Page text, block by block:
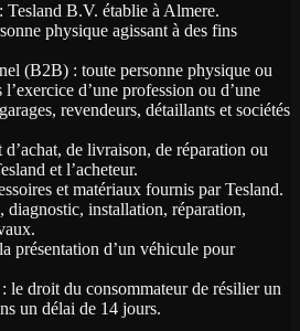
Tesland B.V. établie à Almere.
physique agissant à des fins
(B2B) : toute personne physique ou
d’une profession ou d’une
revendeurs, détaillants et sociétés
de livraison, de réparation ou
et l’acheteur.
et matériaux fournis par Tesland.
diagnostic, installation, réparation,
présentation d’un véhicule pour
le droit du consommateur de résilier un
un délai de 14 jours.